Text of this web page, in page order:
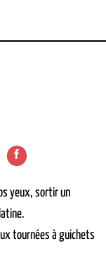
yeux, sortir un
tournées à guichets